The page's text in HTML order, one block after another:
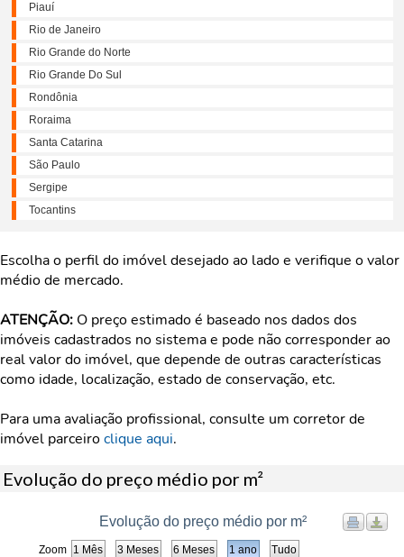
Piauí
Rio de Janeiro
Rio Grande do Norte
Rio Grande Do Sul
Rondônia
Roraima
Santa Catarina
São Paulo
Sergipe
Tocantins
Escolha o perfil do imóvel desejado ao lado e verifique o valor
médio de mercado.
ATENÇÃO: O preço estimado é baseado nos dados dos
imóveis cadastrados no sistema e pode não corresponder ao
real valor do imóvel, que depende de outras características
como idade, localização, estado de conservação, etc.
Para uma avaliação profissional, consulte um corretor de
imóvel parceiroclique aqui.
Evolução do preço médio por m²
Zoom
Evolução do preço médio por m²
1 Mês 3 Meses 6 Meses 1 ano Tudo